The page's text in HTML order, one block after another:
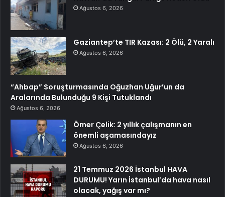
Ağustos 6, 2026
Gaziantep’te TIR Kazası: 2 Ölü, 2 Yaralı
Ağustos 6, 2026
“Ahbap” Soruşturmasında Oğuzhan Uğur’un da
Aralarında Bulunduğu 9 Kişi Tutuklandı
Ağustos 6, 2026
Ömer Çelik: 2 yıllık çalışmanın en
önemli aşamasındayız
Ağustos 6, 2026
21 Temmuz 2026 İstanbul HAVA
DURUMU! Yarın İstanbul’da hava nasıl
olacak, yağış var mı?